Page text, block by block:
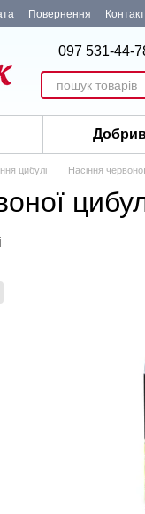
Повернення
097 531-44-
цибулі Насіння